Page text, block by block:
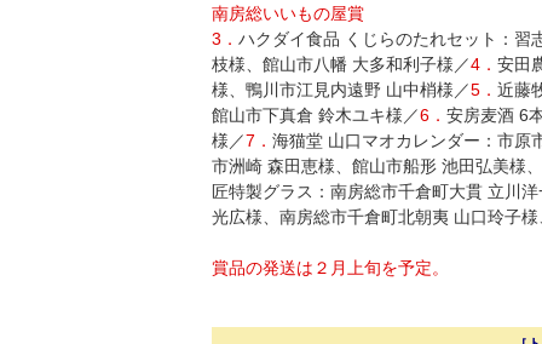
南房総いいもの屋賞
3． ハクダイ食品 くじらのたれセット：習
枝様、館山市八幡 大多和利子様／4． 安田
様、鴨川市江見内遠野 山中梢様／5． 近藤
館山市下真倉 鈴木ユキ様／6． 安房麦酒 6
様／7． 海猫堂 山口マオカレンダー：市原
市洲崎 森田恵様、館山市船形 池田弘美様
匠特製グラス：南房総市千倉町大貫 立川
光広様、南房総市千倉町北朝夷 山口玲子
賞品の発送は２月上旬を予定。